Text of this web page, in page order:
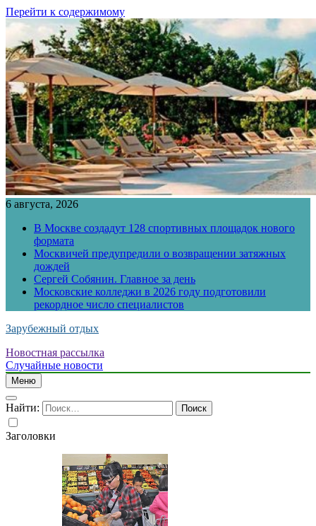
Перейти к содержимому
6 августа, 2026
В Москве создадут 128 спортивных площадок нового
формата
Москвичей предупредили о возвращении затяжных
дождей
Сергей Собянин. Главное за день
Московские колледжи в 2026 году подготовили
рекордное число специалистов
Зарубежный отдых
Новостная рассылка
Случайные новости
Меню
Найти:
Заголовки